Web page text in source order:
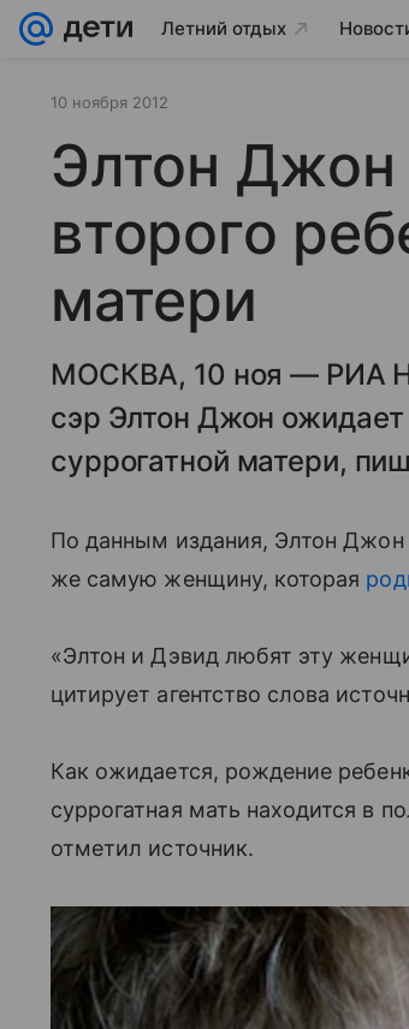
Летний отдых
10 ноября 2012
Элтон
второго
матери
МОСКВА, 10 ноя — РИА
сэр Элтон Джон
суррогатной матери,
По данным издания, Элтон Джон
же самую женщину, которая
«Элтон и Дэвид любят эту
цитирует агентство слова
Как ожидается, рождение
суррогатная мать находится в
отметил источник.